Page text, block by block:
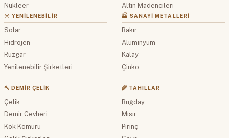
Nükleer
☀️ YENILENEBILIR
Solar
Hidrojen
Rüzgar
Yenilenebilir Şirketleri
Altın Madencileri
🏭 SANAYI METALLERI
Bakır
Alüminyum
Kalay
Çinko
🔨 DEMIR ÇELIK
Çelik
Demir Cevheri
Kok Kömürü
🌾 TAHILLAR
Buğday
Mısır
Pirinç